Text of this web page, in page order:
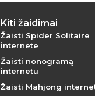
Kiti žaidimai
Žaisti Spider Solitaire
internete
Žaisti nonogramą
internetu
Žaisti Mahjong